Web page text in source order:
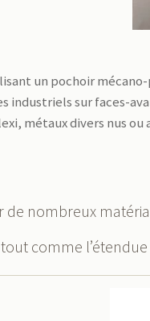
un pochoir
industriels sur faces-
métaux divers nus
nombreux
comme